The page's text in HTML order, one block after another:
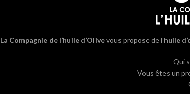
La Compagnie de l’huile d’Olivevous propose de l’huile
Qui
Vous êtes un